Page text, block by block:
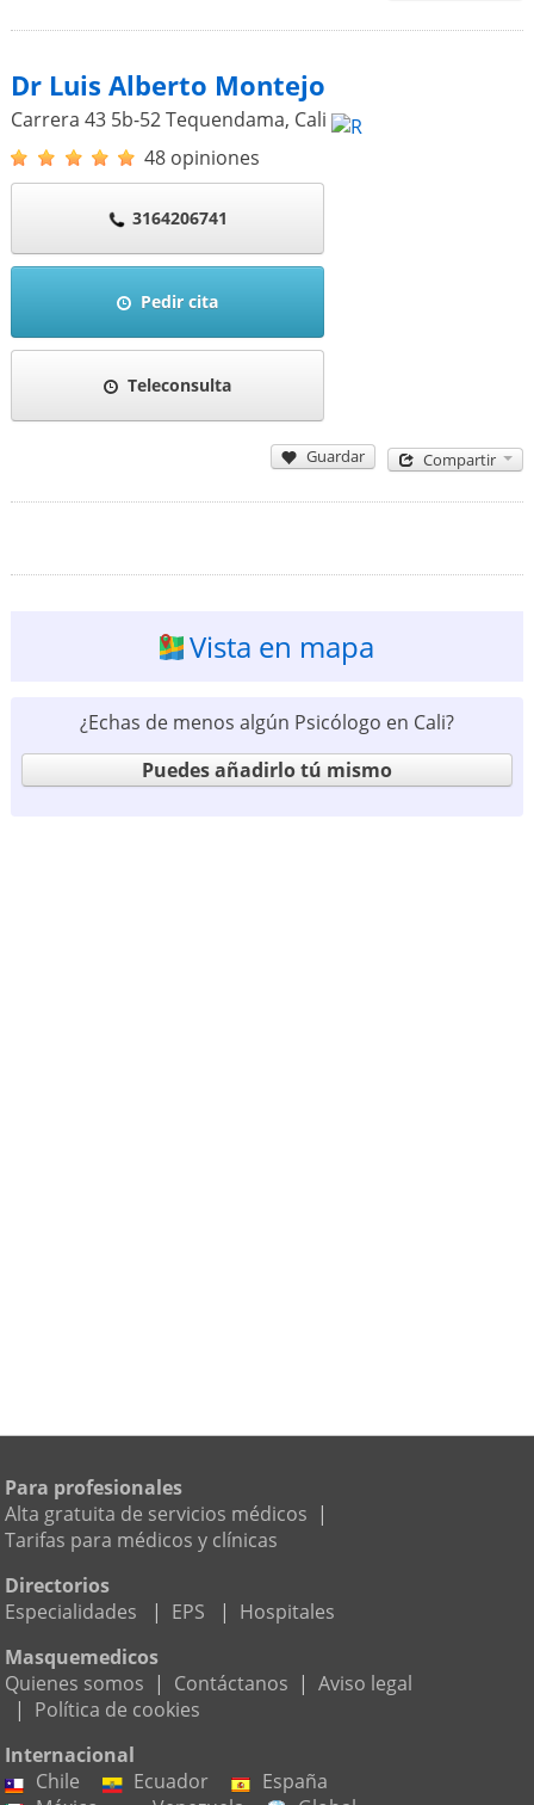
Dr Luis Alberto Montejo
Carrera 43 5b-52 Tequendama, Cali
48 opiniones
3164206741
Pedir cita
Teleconsulta
Guardar Compartir
Vista en mapa
¿Echas de menos algún Psicólogo en Cali?
Puedes añadirlo tú mismo
Para profesionales
Alta gratuita de servicios médicos |
Tarifas para médicos y clínicas
Directorios
Especialidades
| EPS | Hospitales
Masquemedicos
Quienes somos | Contáctanos | Aviso legal
| Política de cookies
Internacional
Chile
Ecuador
España